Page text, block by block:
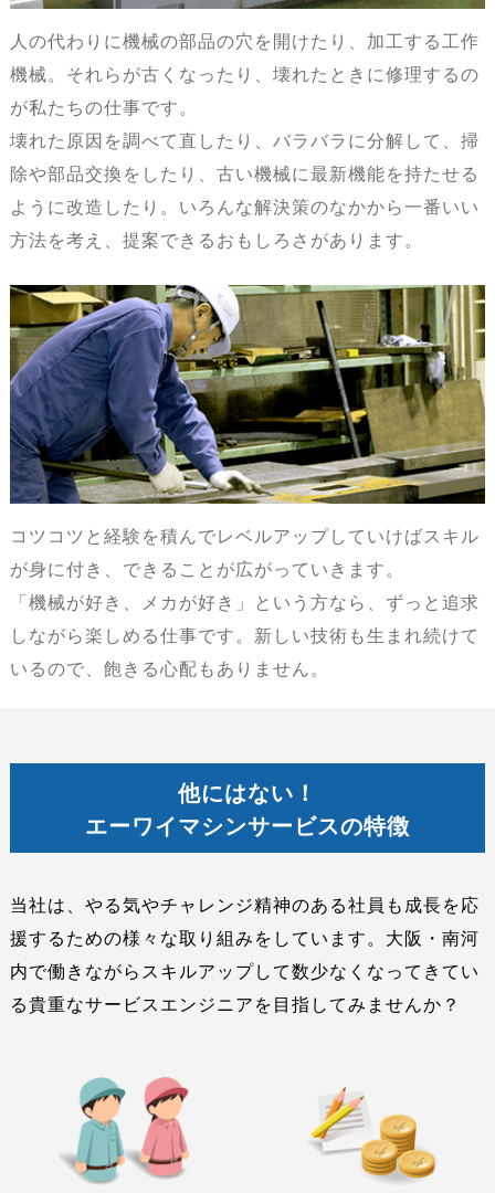
人の代わりに機械の部品の穴を開けたり、加工する工作
機械。それらが古くなったり、壊れたときに修理するの
が私たちの仕事です。
壊れた原因を調べて直したり、バラバラに分解して、掃
除や部品交換をしたり、古い機械に最新機能を持たせる
ように改造したり。いろんな解決策のなかから一番いい
方法を考え、提案できるおもしろさがあります。
コツコツと経験を積んでレベルアップしていけばスキル
が身に付き、できることが広がっていきます。
「機械が好き、メカが好き」という方なら、ずっと追求
しながら楽しめる仕事です。新しい技術も生まれ続けて
いるので、飽きる心配もありません。
他にはない！
エーワイマシンサービスの特徴
当社は、やる気やチャレンジ精神のある社員も成長を応
援するための様々な取り組みをしています。大阪・南河
内で働きながらスキルアップして数少なくなってきてい
る貴重なサービスエンジニアを目指してみませんか？